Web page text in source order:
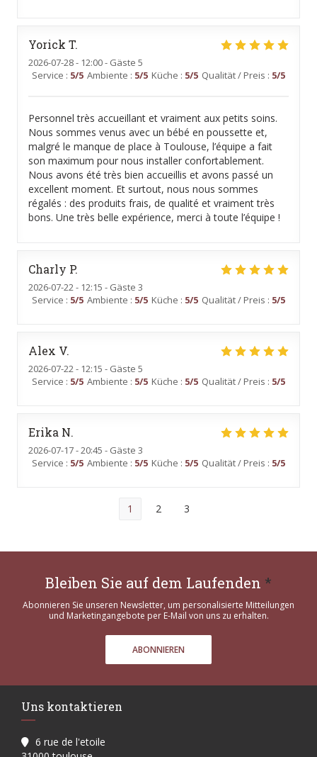
Yorick T
2026-07-28- 12:00 - Gäste 5
Service : 5/5 Ambiente : 5/5 Küche : 5/5 Qualität / Preis : 5/5
Personnel très accueillant et vraiment aux petits soins.
Nous sommes venus avec un bébé en poussette et,
malgré le manque de place à Toulouse, l’équipe a fait
son maximum pour nous installer confortablement.
Nous avons été très bien accueillis et avons passé un
excellent moment. Et surtout, nous nous sommes
régalés : des produits frais, de qualité et vraiment très
bons. Une très belle expérience, merci à toute l’équipe !
Charly P
2026-07-22- 12:15 - Gäste 3
Service : 5/5 Ambiente : 5/5 Küche : 5/5 Qualität / Preis : 5/5
Alex V
2026-07-22- 12:15 - Gäste 5
Service : 5/5 Ambiente : 5/5 Küche : 5/5 Qualität / Preis : 5/5
Erika N
2026-07-17- 20:45 - Gäste 3
Service : 5/5 Ambiente : 5/5 Küche : 5/5 Qualität / Preis : 5/5
1 2 3
Bleiben Sie auf dem Laufenden *
Abonnieren Sie unseren Newsletter, um personalisierte Mitteilungen
und Marketingangebote per E-Mail von uns zu erhalten.
ABONNIEREN
Uns kontaktieren
6 rue de l'etoile